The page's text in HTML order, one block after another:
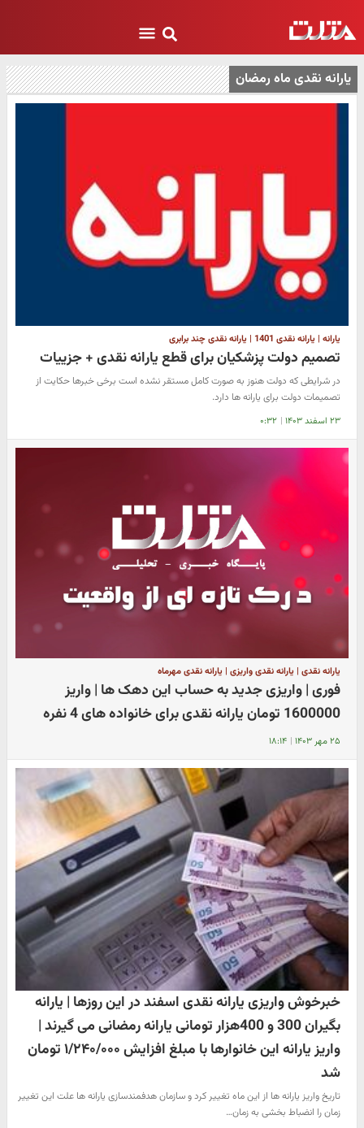
یارانه نقدی ماه رمضان
یارانه | یارانه نقدی 1401 | یارانه نقدی چند برابری
تصمیم دولت پزشکیان برای قطع یارانه نقدی + جزییات
در شرایطی که دولت هنوز به صورت کامل مستقر نشده است برخی خبرها حکایت از
تصمیمات دولت برای یارانه ها دارد.
۲۳ اسفند ۱۴۰۳ | ۰:۳۲
یارانه نقدی | یارانه نقدی واریزی | یارانه نقدی مهرماه
فوری | واریزی جدید به حساب این دهک ها | واریز
1600000 تومان یارانه نقدی برای خانواده های 4 نفره
۲۵ مهر ۱۴۰۳ | ۱۸:۱۴
خبرخوش واریزی یارانه نقدی اسفند در این روزها | یارانه
بگیران 300 و 400هزار تومانی یارانه رمضانی می گیرند |
واریز یارانه این خانوارها با مبلغ افزایش ۱/۲۴۰/۰۰۰ تومان
شد
تاریخ واریز یارانه ها از این ماه تغییر کرد و سازمان هدفمندسازی یارانه ها علت این تغییر
زمان را انضباط بخشی به زمان…